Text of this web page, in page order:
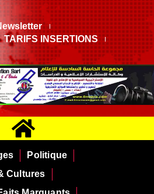
TARIFS INSERTIONS
Politique
Cultures